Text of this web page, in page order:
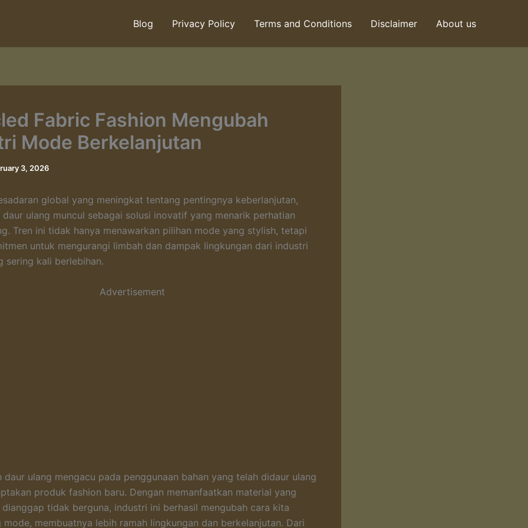
Blog Privacy Policy Terms and Conditions Disclaimer About us
Fabric Fashion Mengubah
Mode Berkelanjutan
3, 2026
global yang meningkat tentang pentingnya keberlanjutan,
ulang muncul sebagai solusi inovatif yang menarik perhatian
Tren ini tidak hanya menawarkan pilihan mode yang stylish, tetapi
untuk mengurangi limbah dan dampak lingkungan dari industri
sering kali berlebihan.
Advertisement
daur ulang mengacu pada penggunaan bahan yang telah didaur ulang
produk fashion baru. Dengan memanfaatkan material yang
dianggap tidak berguna, industri ini berhasil mengubah cara kita
mode, membuatnya lebih ramah lingkungan dan berkelanjutan. Dari